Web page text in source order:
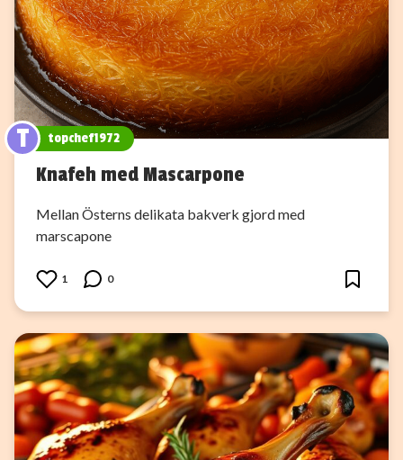
T topchef1972
Knafeh med Mascarpone
Mellan Österns delikata bakverk gjord med
marscapone
1 0